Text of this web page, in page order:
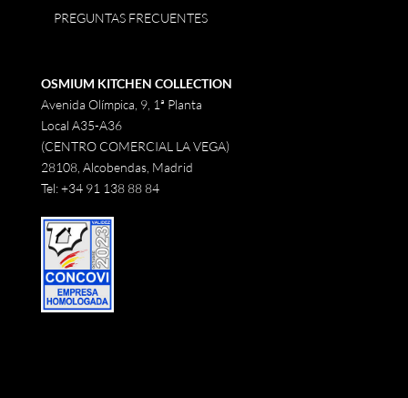
PREGUNTAS FRECUENTES
OSMIUM KITCHEN COLLECTION
Avenida Olímpica, 9, 1ª Planta
Local A35-A36
(CENTRO COMERCIAL LA VEGA)
28108, Alcobendas, Madrid
Tel:+34 91 138 88 84